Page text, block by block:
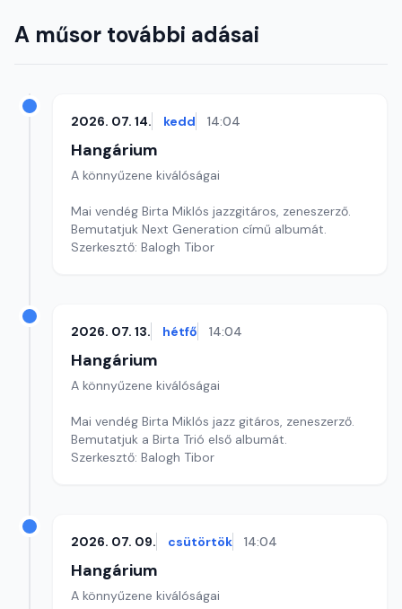
A műsor további adásai
2026. 07. 14. kedd 14:04
Hangárium
A könnyűzene kiválóságai
Mai vendég Birta Miklós jazzgitáros, zeneszerző.
Bemutatjuk Next Generation című albumát.
Szerkesztő: Balogh Tibor
2026. 07. 13. hétfő 14:04
Hangárium
A könnyűzene kiválóságai
Mai vendég Birta Miklós jazz gitáros, zeneszerző.
Bemutatjuk a Birta Trió első albumát.
Szerkesztő: Balogh Tibor
2026. 07. 09. csütörtök 14:04
Hangárium
A könnyűzene kiválóságai